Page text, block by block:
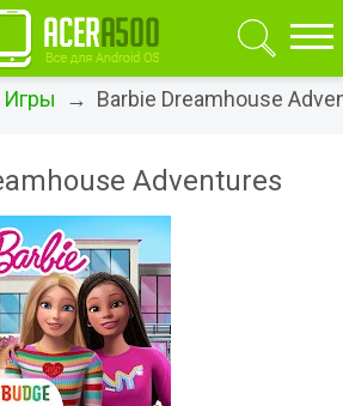
Игры → Barbie Dreamhouse
Adventures